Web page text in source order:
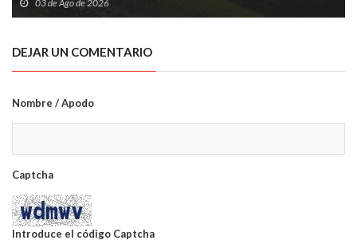
03 de Ago de 2026
DEJAR UN COMENTARIO
Nombre / Apodo
Captcha
Introduce el código Captcha